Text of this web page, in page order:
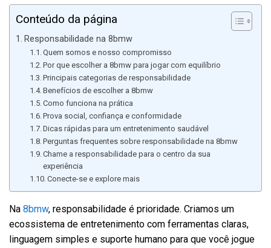
Conteúdo da página
Responsabilidade na 8bmw
Quem somos e nosso compromisso
Por que escolher a 8bmw para jogar com equilíbrio
Principais categorias de responsabilidade
Benefícios de escolher a 8bmw
Como funciona na prática
Prova social, confiança e conformidade
Dicas rápidas para um entretenimento saudável
Perguntas frequentes sobre responsabilidade na 8bmw
Chame a responsabilidade para o centro da sua
experiência
Conecte-se e explore mais
Na 8bmw, responsabilidade é prioridade. Criamos um
ecossistema de entretenimento com ferramentas claras,
linguagem simples e suporte humano para que você jogue